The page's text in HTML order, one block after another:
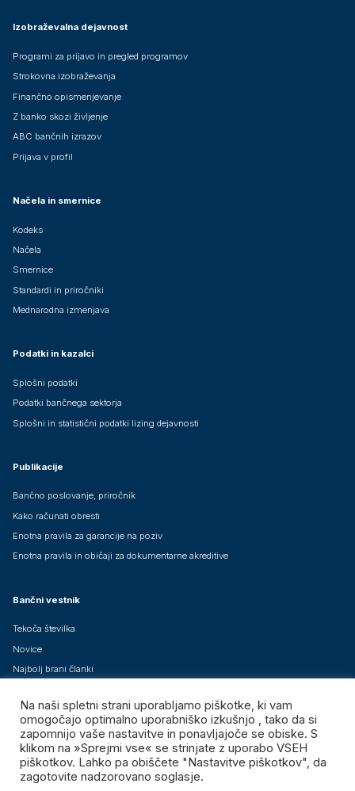
Izobraževalna dejavnost
Programi za prijavo in pregled programov
Strokovna izobraževanja
Finančno opismenjevanje
Z banko skozi življenje
ABC bančnih izrazov
Prijava v profil
Načela in smernice
Kodeks
Načela
Smernice
Standardi in priročniki
Mednarodna izmenjava
Podatki in kazalci
Splošni podatki
Podatki bančnega sektorja
Splošni in statistični podatki lizing dejavnosti
Publikacije
Bančno poslovanje, priročnik
Kako računati obresti
Enotna pravila za garancije na poziv
Enotna pravila in običaji za dokumentarne akreditive
Bančni vestnik
Tekoča številka
Novice
Najbolj brani članki
Brezplačne mednarodne izdaje
Združenje bank Slovenije – GIZ, vse pravice pridržane.
Na naši spletni strani uporabljamo piškotke, ki vam
omogočajo optimalno uporabniško izkušnjo , tako da si
zapomnijo vaše nastavitve in ponavljajoče se obiske. S
klikom na »Sprejmi vse« se strinjate z uporabo VSEH
piškotkov. Lahko pa obiščete "Nastavitve piškotkov", da
zagotovite nadzorovano soglasje.